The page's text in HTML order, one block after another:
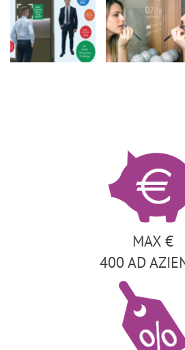
MAX €
400 AD